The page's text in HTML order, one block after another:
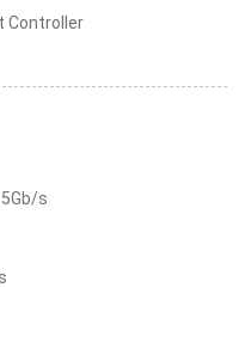
Controller
s